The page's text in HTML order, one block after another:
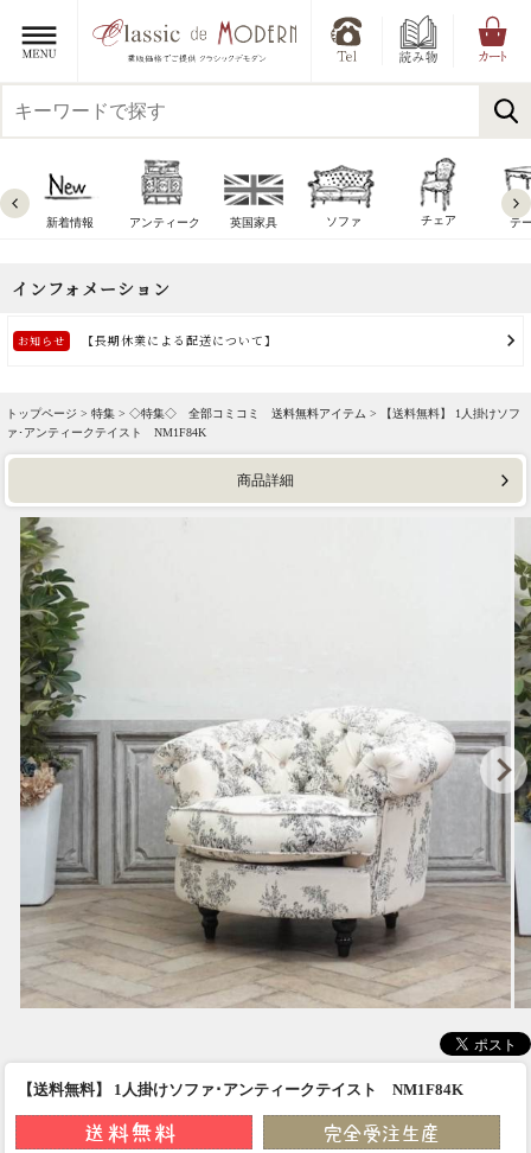
新着情報 アンティーク 英国家具 ソファ チェア テ
トップページ > 特集 > ◇特集◇ 全部コミコミ 送料無料アイテム > 【送料無料】 1人掛けソフ
ァ･アンティークテイスト NM1F84K
商品詳細
【送料無料】 1人掛けソファ･アンティークテイスト NM1F84K